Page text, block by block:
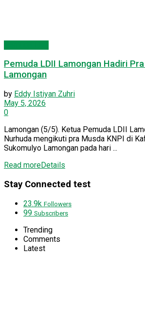
Pemuda LDII Lamongan Hadiri
Lamongan
by Eddy Istiyan Zuhri
May 5, 2026
0
Lamongan (5/5). Ketua Pemuda LDII
Nurhuda mengikuti pra Musda KNPI di
Sukomulyo Lamongan pada hari ...
Read moreDetails
Stay Connected test
23.9k Followers
99 Subscribers
Trending
Comments
Latest